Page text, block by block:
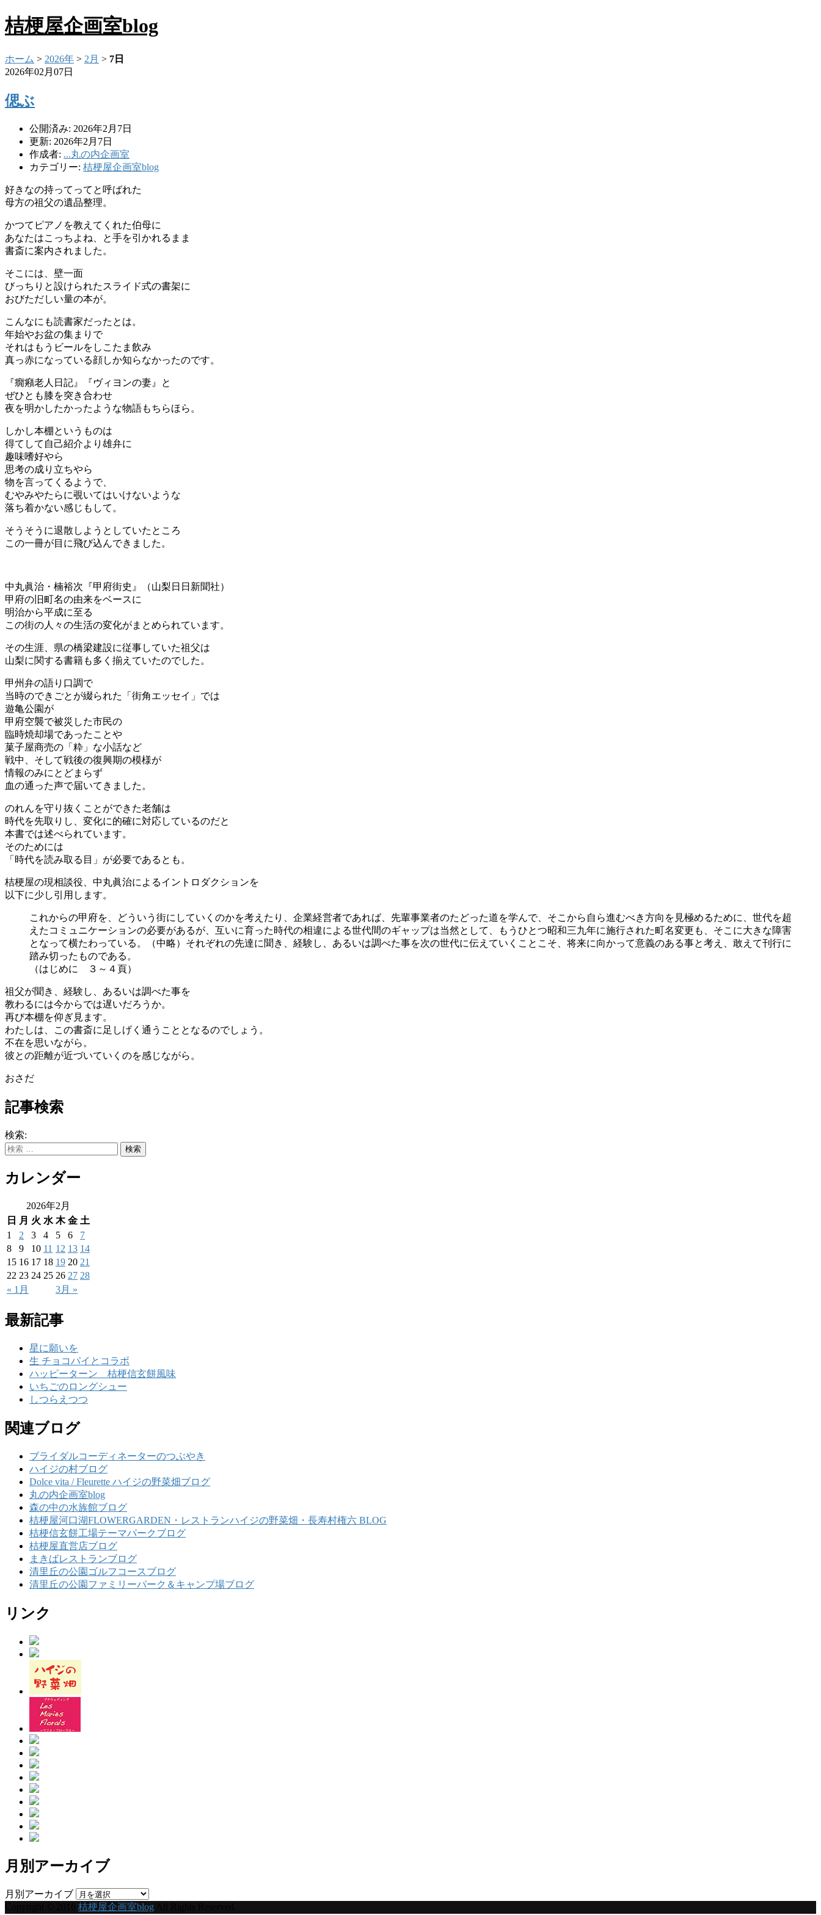
桔梗屋企画室blog
ホーム > 2026年 > 2月 > 7日
2026年02月07日
偲ぶ
公開済み: 2026年2月7日
更新: 2026年2月7日
作成者: ...丸の内企画室
カテゴリー: 桔梗屋企画室blog
好きなの持ってってと呼ばれた
母方の祖父の遺品整理。
かつてピアノを教えてくれた伯母に
あなたはこっちよね、と手を引かれるまま
書斎に案内されました。
そこには、壁一面
びっちりと設けられたスライド式の書架に
おびただしい量の本が。
こんなにも読書家だったとは。
年始やお盆の集まりで
それはもうビールをしこたま飲み
真っ赤になっている顔しか知らなかったのです。
『癇癪老人日記』『ヴィヨンの妻』と
ぜひとも膝を突き合わせ
夜を明かしたかったような物語もちらほら。
しかし本棚というものは
得てして自己紹介より雄弁に
趣味嗜好やら
思考の成り立ちやら
物を言ってくるようで、
むやみやたらに覗いてはいけないような
落ち着かない感じもして。
そうそうに退散しようとしていたところ
この一冊が目に飛び込んできました。
中丸眞治・楠裕次『甲府街史』（山梨日日新聞社）
甲府の旧町名の由来をベースに
明治から平成に至る
この街の人々の生活の変化がまとめられています。
その生涯、県の橋梁建設に従事していた祖父は
山梨に関する書籍も多く揃えていたのでした。
甲州弁の語り口調で
当時のできごとが綴られた「街角エッセイ」では
遊亀公園が
甲府空襲で被災した市民の
臨時焼却場であったことや
菓子屋商売の「粋」な小話など
戦中、そして戦後の復興期の模様が
情報のみにとどまらず
血の通った声で届いてきました。
のれんを守り抜くことができた老舗は
時代を先取りし、変化に的確に対応しているのだと
本書では述べられています。
そのためには
「時代を読み取る目」が必要であるとも。
桔梗屋の現相談役、中丸眞治によるイントロダクションを
以下に少し引用します。
これからの甲府を、どういう街にしていくのかを考えたり、企業経営者であれば、先輩事業者のたどった道を学んで、そこから自ら進むべき方向を見極めるために、世代を超
えたコミュニケーションの必要があるが、互いに育った時代の相違による世代間のギャップは当然として、もうひとつ昭和三九年に施行された町名変更も、そこに大きな障害
となって横たわっている。（中略）それぞれの先達に聞き、経験し、あるいは調べた事を次の世代に伝えていくことこそ、将来に向かって意義のある事と考え、敢えて刊行に
踏み切ったものである。
（はじめに ３～４頁）
祖父が聞き、経験し、あるいは調べた事を
教わるには今からでは遅いだろうか。
再び本棚を仰ぎ見ます。
わたしは、この書斎に足しげく通うこととなるのでしょう。
不在を思いながら。
彼との距離が近づいていくのを感じながら。
おさだ
記事検索
検索:
カレンダー
2026年2月
日
月 火 水 木 金 土
« 1月 3月 »
1 2 3 4 5 6
7
8
9 10 11 12 13 14
15 16 17 18 19 20 21
22 23 24 25 26 27 28
最新記事
星に願いを
生 チョコパイとコラボ
ハッピーターン 桔梗信玄餅風味
いちごのロングシュー
しつらえつつ
関連ブログ
ブライダルコーディネーターのつぶやき
ハイジの村ブログ
Dolce vita / Fleurette ハイジの野菜畑ブログ
丸の内企画室blog
森の中の水族館ブログ
桔梗屋河口湖FLOWERGARDEN・レストランハイジの野菜畑・長寿村権六 BLOG
桔梗信玄餅工場テーマパークブログ
桔梗屋直営店ブログ
まきばレストランブログ
清里丘の公園ゴルフコースブログ
清里丘の公園ファミリーパーク＆キャンプ場ブログ
リンク
月別アーカイブ
月別アーカイブ
桔梗屋企画室blog